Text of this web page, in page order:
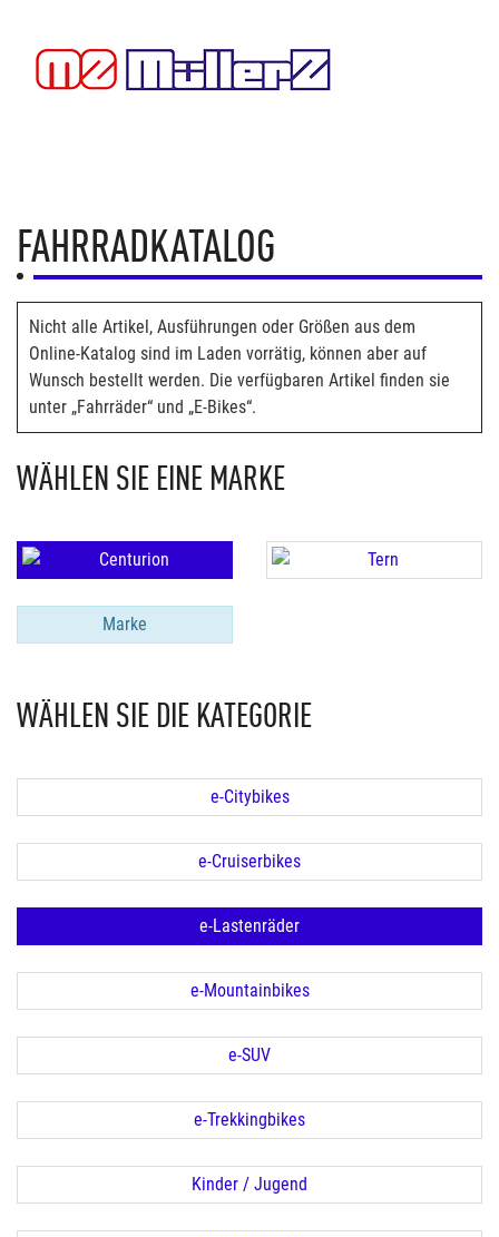
FAHRRADKATALOG
Nicht alle Artikel, Ausführungen oder Größen aus dem
Online-Katalog sind im Laden vorrätig, können aber auf
Wunsch bestellt werden. Die verfügbaren Artikel finden sie
unter „Fahrräder“ und „E-Bikes“.
WÄHLEN SIE EINE MARKE
Marke
WÄHLEN SIE DIE KATEGORIE
e-Citybikes
e-Cruiserbikes
e-Lastenräder
e-Mountainbikes
e-SUV
e-Trekkingbikes
Kinder / Jugend